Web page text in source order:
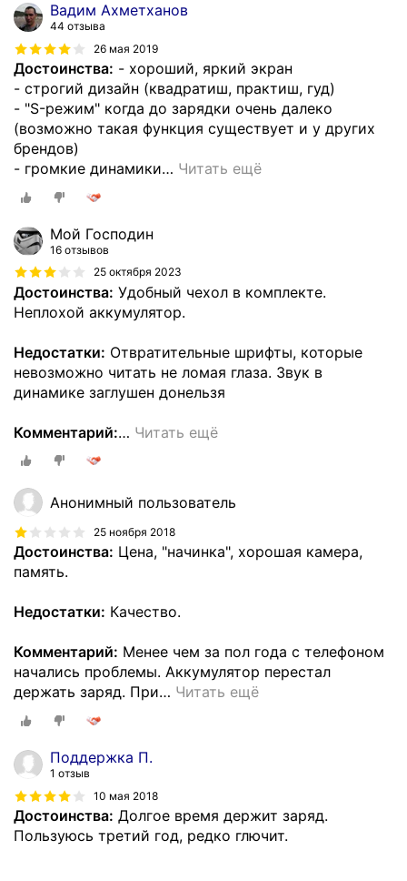
Вадим Ахметханов
44 отзыва
26 мая 2019
Достоинства: - хороший, яркий экран
- строгий дизайн (квадратиш, практиш, гуд)
- "S-режим" когда до зарядки очень далеко
(возможно такая функция существует и у других
брендов)
- громкие динамики… Читать ещё
Мой Господин
16 отзывов
25 октября 2023
Достоинства: Удобный чехол в комплекте.
Неплохой аккумулятор.
Недостатки: Отвратительные шрифты, которые
невозможно читать не ломая глаза. Звук в
динамике заглушен донельзя
Комментарий:… Читать ещё
Анонимный пользователь
25 ноября 2018
Достоинства: Цена, "начинка", хорошая камера,
память.
Недостатки: Качество.
Комментарий: Менее чем за пол года с телефоном
начались проблемы. Аккумулятор перестал
держать заряд. При… Читать ещё
Поддержка П.
1 отзыв
10 мая 2018
Достоинства: Долгое время держит заряд.
Пользуюсь третий год, редко глючит.